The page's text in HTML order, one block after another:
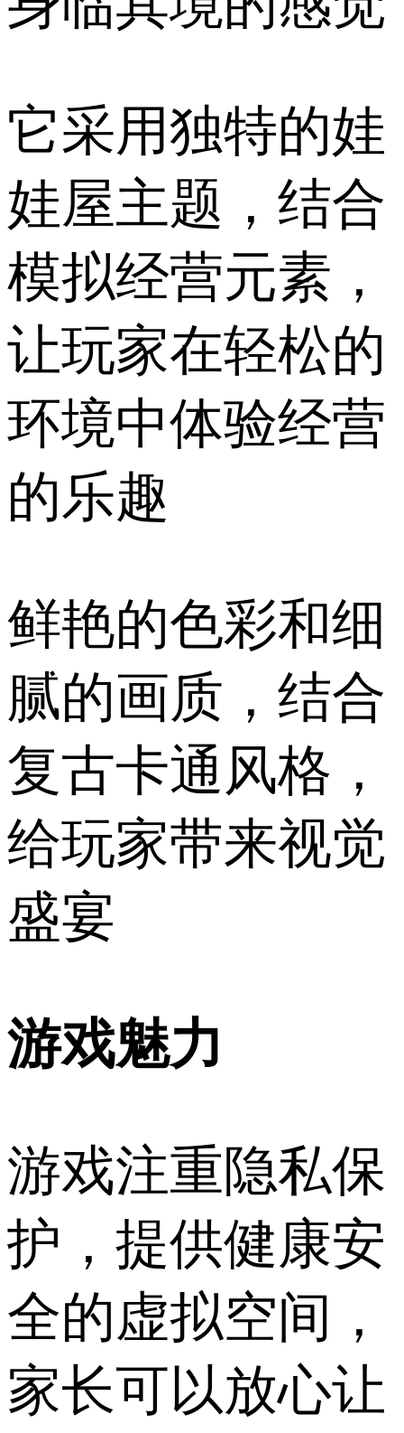
它采用独特的娃
娃屋主题，结合
模拟经营元素，
让玩家在轻松的
环境中体验经营
的乐趣
鲜艳的色彩和细
腻的画质，结合
复古卡通风格，
给玩家带来视觉
盛宴
游戏魅力
游戏注重隐私保
护，提供健康安
全的虚拟空间，
家长可以放心让